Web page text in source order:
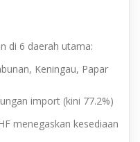
di 6 daerah utama:
Keningau, Papar
import (kini 77.2%)
menegaskan kesediaan